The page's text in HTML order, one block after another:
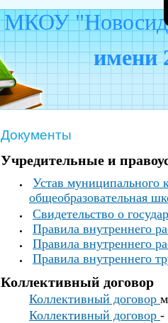
МКОУ
имени
Документы
Учредительные и
Устав муниципального
общеобразовательная
Свидетельство о
Правила внутреннего
Правила внутреннего
Правила внутреннего
Коллективный договор
Коллективный договор
Коллективный договор -